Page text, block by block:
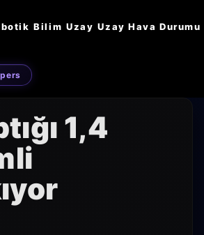
Bilim Uzay Uzay Hava Durumu
1,4